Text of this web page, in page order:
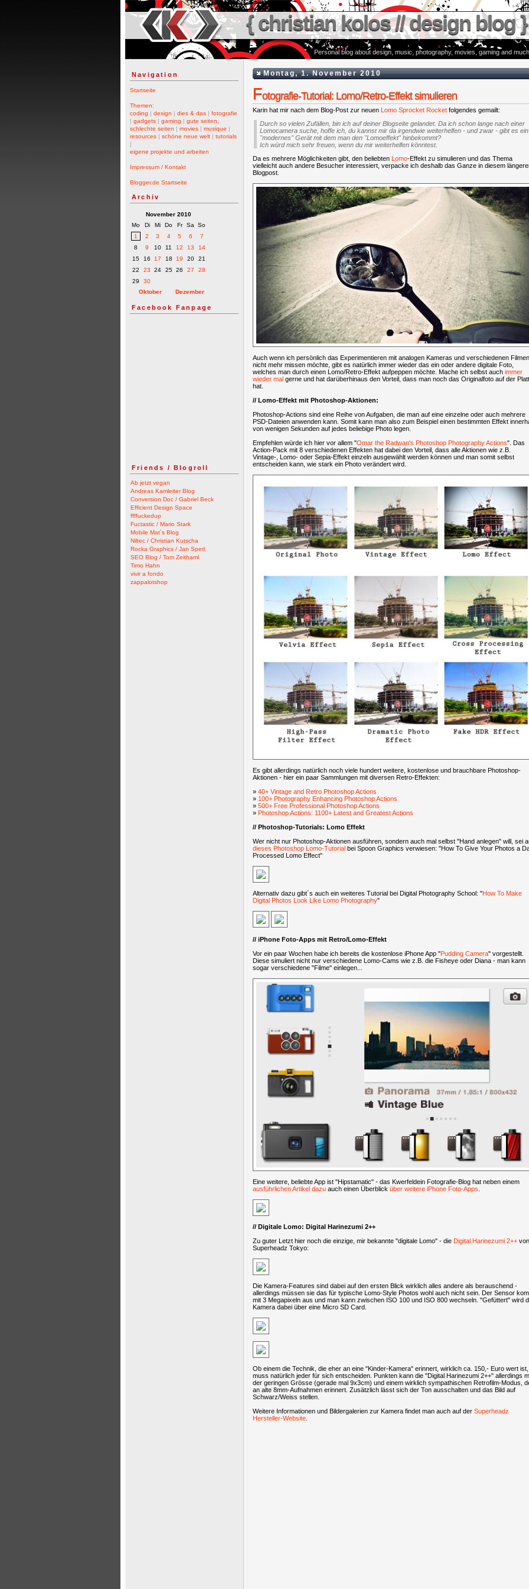
{ christian kolos // design blog }
Personal blog about design, music, photography, movies, gaming and much
Navigation
Startseite
Themen:
coding | design | dies & das | fotografie
| gadgets | gaming | gute seiten,
schlechte seiten | movies | musique |
resources | schöne neue welt | tutorials
|
eigene projekte und arbeiten
Impressum / Kontakt
Blogger.de Startseite
Archiv
November 2010
Mo
Di Mi Do Fr Sa
So
1
2 3 4 5 6
7
8
9 10 11 12 13
14
15
16 17 18 19 20
21
22
23 24 25 26 27
28
29
30
Oktober
Dezember
Facebook Fanpage
Friends / Blogroll
Ab jetzt vegan
Andreas Kamleiter Blog
Conversion Doc / Gabriel Beck
Efficient Design Space
ffffuckedup
Fuctastic / Mario Stark
Mobile Mat´s Blog
Niltec / Christian Kutscha
Rocka Graphics / Jan Sperl
SEO Blog / Tom Zeithaml
Timo Hahn
vivir a fondo
zappalotshop
Montag, 1. November 2010
Fotografie-Tutorial: Lomo/Retro-Effekt simulieren
Karin hat mir nach dem Blog-Post zur neuen Lomo Sprocket Rocket folgendes gemailt:
Durch so vielen Zufällen, bin ich auf deiner Blogseite gelandet. Da ich schon lange nach einer
Lomocamera suche, hoffe ich, du kannst mir da irgendwie weiterhelfen - und zwar - gibt es ein
"modernes" Gerät mit dem man den "Lomoeffekt" hinbekommt?
Ich würd mich sehr freuen, wenn du mir weiterhelfen könntest.
Da es mehrere Möglichkeiten gibt, den beliebten Lomo-Effekt zu simulieren und das Thema
vielleicht auch andere Besucher interessiert, verpacke ich deshalb das Ganze in diesem
Blogpost.
Auch wenn ich persönlich das Experimentieren mit analogen Kameras und verschiedenen Filmen
nicht mehr missen möchte, gibt es natürlich immer wieder das ein oder andere digitale Foto,
welches man durch einen Lomo/Retro-Effekt aufpeppen möchte. Mache ich selbst auch immer
wieder mal gerne und hat darüberhinaus den Vorteil, dass man noch das Originalfoto auf der
hat.
// Lomo-Effekt mit Photoshop-Aktionen:
Photoshop-Actions sind eine Reihe von Aufgaben, die man auf eine einzelne oder auch mehrere
PSD-Dateien anwenden kann. Somit kann man also zum Beispiel einen bestimmten Effekt
von wenigen Sekunden auf jedes beliebige Photo legen.
Empfehlen würde ich hier vor allem "Omar the Radwan's Photoshop Photography Actions". Das
Action-Pack mit 8 verschiedenen Effekten hat dabei den Vorteil, dass alle Aktionen wie z.B.
Vintage-, Lomo- oder Sepia-Effekt einzeln ausgewählt werden können und man somit selbst
entscheiden kann, wie stark ein Photo verändert wird.
Es gibt allerdings natürlich noch viele hundert weitere, kostenlose und brauchbare Photoshop-
Aktionen - hier ein paar Sammlungen mit diversen Retro-Effekten:
» 40+ Vintage and Retro Photoshop Actions
» 100+ Photography Enhancing Photoshop Actions
» 500+ Free Professional Photoshop Actions
» Photoshop Actions: 1100+ Latest and Greatest Actions
// Photoshop-Tutorials: Lomo Effekt
Wer nicht nur Photoshop-Aktionen ausführen, sondern auch mal selbst "Hand anlegen" will, sei
dieses Photoshop Lomo-Tutorial bei Spoon Graphics verwiesen: "How To Give Your Photos a
Processed Lomo Effect"
Alternativ dazu gibt´s auch ein weiteres Tutorial bei Digital Photography School: "How To Make
Digital Photos Look Like Lomo Photography"
// iPhone Foto-Apps mit Retro/Lomo-Effekt
Vor ein paar Wochen habe ich bereits die kostenlose iPhone App "Pudding Camera" vorgestellt.
Diese simuliert nicht nur verschiedene Lomo-Cams wie z.B. die Fisheye oder Diana - man kann
sogar verschiedene "Filme" einlegen...
Eine weitere, beliebte App ist "Hipstamatic" - das Kwerfeldein Fotografie-Blog hat neben einem
ausführlichen Artikel dazu auch einen Überblick über weitere iPhone Foto-Apps
// Digitale Lomo: Digital Harinezumi 2++
Zu guter Letzt hier noch die einzige, mir bekannte "digitale Lomo" - die Digital Harinezumi 2++ von
Superheadz Tokyo:
Die Kamera-Features sind dabei auf den ersten Blick wirklich alles andere als berauschend -
allerdings müssen sie das für typische Lomo-Style Photos wohl auch nicht sein. Der Sensor
mit 3 Megapixeln aus und man kann zwischen ISO 100 und ISO 800 wechseln. "Gefüttert" wird
Kamera dabei über eine Micro SD Card.
Ob einem die Technik, die eher an eine "Kinder-Kamera" erinnert, wirklich ca. 150,- Euro wert ist,
muss natürlich jeder für sich entscheiden. Punkten kann die "Digital Harinezumi 2++" allerdings
der geringen Grösse (gerade mal 9x3cm) und einem wirklich sympathischen Retrofilm-Modus,
an alte 8mm-Aufnahmen erinnert. Zusätzlich lässt sich der Ton ausschalten und das Bild auf
Schwarz/Weiss stellen.
Weitere Informationen und Bildergalerien zur Kamera findet man auch auf der Superheadz
Hersteller-Website